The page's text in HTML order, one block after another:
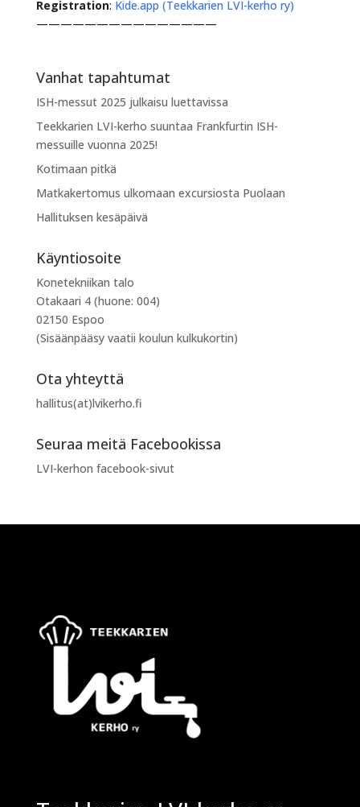
Registration: Kide.app (Teekkarien LVI-kerho ry)
———————————————
Vanhat tapahtumat
ISH-messut 2025 julkaisu luettavissa
Teekkarien LVI-kerho suuntaa Frankfurtin ISH-
messuille vuonna 2025!
Kotimaan pitkä
Matkakertomus ulkomaan excursiosta Puolaan
Hallituksen kesäpäivä
Käyntiosoite
Konetekniikan talo
Otakaari 4 (huone: 004)
02150 Espoo
(Sisäänpääsy vaatii koulun kulkukortin)
Ota yhteyttä
hallitus(at)lvikerho.fi
Seuraa meitä Facebookissa
LVI-kerhon facebook-sivut